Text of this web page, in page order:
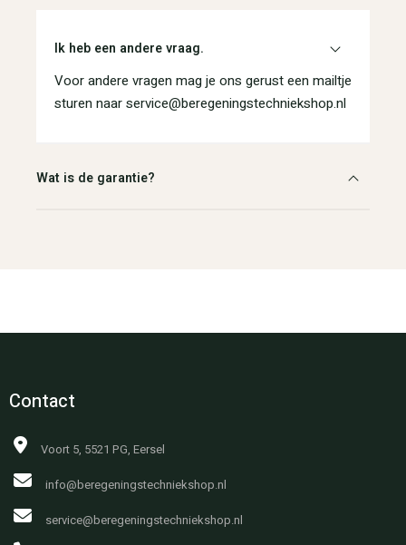
Ik heb een andere vraag.
Voor andere vragen mag je ons gerust een mailtje
sturen naar service@beregeningstechniekshop.nl
Wat is de garantie?
Contact
Voort 5, 5521 PG, Eersel
info@beregeningstechniekshop.nl
service@beregeningstechniekshop.nl